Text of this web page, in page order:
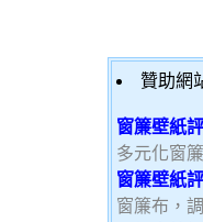
贊助
窗簾壁紙
多元化窗
窗簾壁紙
窗簾布，